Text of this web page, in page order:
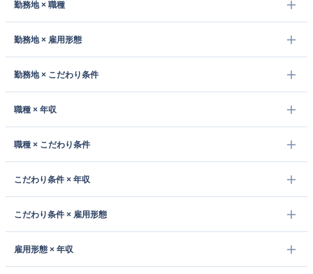
勤務地 × 職種
勤務地 × 雇用形態
勤務地 × こだわり条件
職種 × 年収
職種 × こだわり条件
こだわり条件 × 年収
こだわり条件 × 雇用形態
雇用形態 × 年収